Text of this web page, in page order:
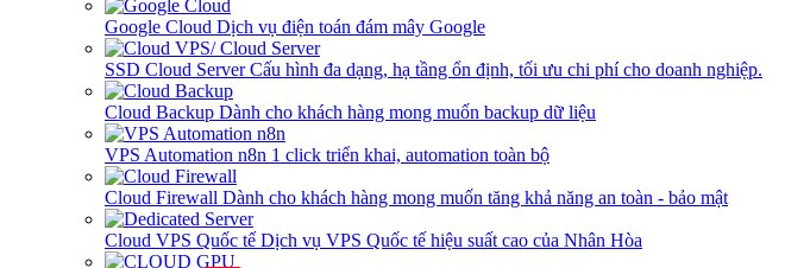
Google Cloud Dịch vụ điện toán đám mây Google
SSD Cloud ServerCấu hình đa dạng, hạ tầng ổn định, tối ưu chi phí cho doanh nghiệp.
Cloud Backup Dành cho khách hàng mong muốn backup dữ liệu
VPS Automation n8n 1 click triển khai, automation toàn bộ
Cloud Firewall Dành cho khách hàng mong muốn tăng khả năng an toàn - bảo mật
Cloud VPS Quốc tế Dịch vụ VPS Quốc tế hiệu suất cao của Nhân Hòa